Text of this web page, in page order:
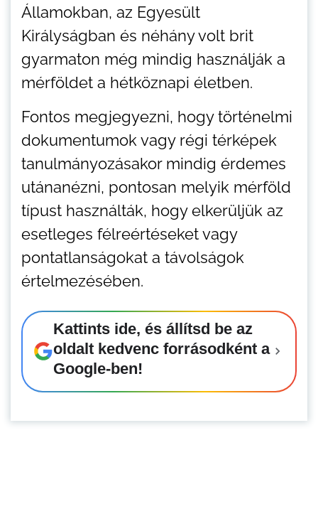
Államokban, az Egyesült
Királyságban és néhány volt brit
gyarmaton még mindig használják a
mérföldet a hétköznapi életben.
Fontos megjegyezni, hogy történelmi
dokumentumok vagy régi térképek
tanulmányozásakor mindig érdemes
utánanézni, pontosan melyik mérföld
típust használták, hogy elkerüljük az
esetleges félreértéseket vagy
pontatlanságokat a távolságok
értelmezésében.
Kattints ide, és állítsd be az
oldalt kedvenc forrásodként a
Google-ben!